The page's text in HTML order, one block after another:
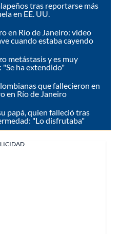
tras reportarse más
en EE. UU.
en Río de Janeiro: video
cuando estaba cayendo
metástasis y es muy
"Se ha extendido"
que fallecieron en
en Río de Janeiro
papá, quien falleció tras
"Lo disfrutaba"